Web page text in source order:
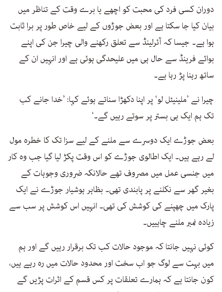
دوران کسی فرد کی محبت کو اچھے یا برے وقت کے تناظر میں
بیان کیا جا سکتا ہے اور بعض جوڑوں کے لیے خاص طور پر برا ثابت
ہوا ہے۔ جیسا کہ آئرلینڈ سے تعلق رکھنے والی چیرا جن کی اپنے
بوائے فرینڈ سے حال ہی میں علیحدگی ہوئی ہے اور انہیں ان کے
ساتھ رہنا پڑ رہا ہے۔
چیرا نے ’ملینیئل لو‘ پر اپنا دکھڑا سناتے ہوئے کہا: ’خدا جانے کب
تک ہم ایک ہی بستر پر سوتے رہیں گے۔‘
بعض جوڑے ایک دوسرے سے ملنے کے لیے سزا تک کا خطرہ مول
لے رہے ہیں۔ ایک اطالوی جوڑے کو اس وقت پکڑ لیا گیا جب وہ کار
میں جنسی عمل میں مصروف تھے حالانکہ ضروری وجوہات کے
بغیر گھر سے نکلنے پر پابندی تھی۔ بظاہر ہوشیار جوڑے نے ایک
پارک میں چھپنے کی کوشش کی تھی۔ انہیں اس کوشش پر سب سے
زیادہ نمبر ملنے چاہییں۔
کوئی نہیں جانتا کہ موجود حالات کب تک برقرار رہیں گے اور ہم
میں بہت سے لوگ جو اب سخت اور محدود حالات میں رہ رہے ہیں،
کون جانتا ہے کہ ہمارے تعلقات پر کس قسم کے اثرات پڑیں گے